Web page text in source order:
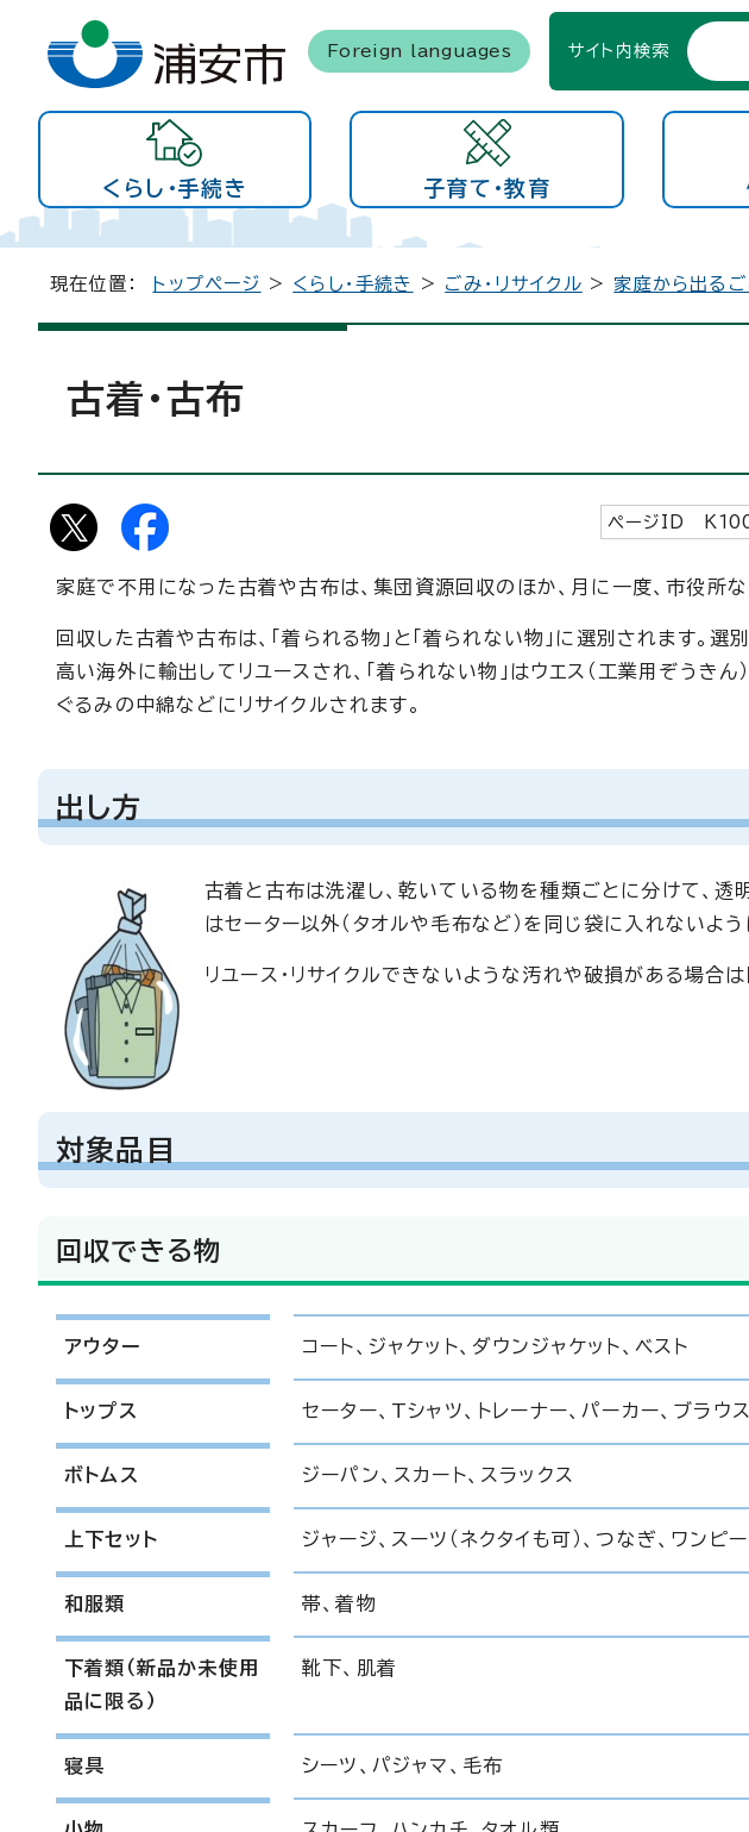
Foreign languages サイト内検索
くらし・手続き 子育て・教育
現在位置： トップページ > くらし・手続き > ごみ・リサイクル > 家庭から出る
古着・古布
ページID K
家庭で不用になった古着や古布は、集団資源回収のほか、月に一度、市役所な
回収した古着や古布は、「着られる物」と「着られない物」に選別されます。選
高い海外に輸出してリユースされ、「着られない物」はウエス（工業用ぞうきん
ぐるみの中綿などにリサイクルされます。
出し方
古着と古布は洗濯し、乾いている物を種類ごとに分けて、透
はセーター以外（タオルや毛布など）を同じ袋に入れないよう
リユース・リサイクルできないような汚れや破損がある場合は
対象品目
回収できる物
アウター コート、ジャケット、ダウンジャケット、ベスト
トップス セーター、Tシャツ、トレーナー、パーカー、ブラウ
ボトムス ジーパン、スカート、スラックス
上下セット ジャージ、スーツ（ネクタイも可）、つなぎ、ワンピー
和服類 帯、着物
下着類（新品か未使用
品に限る）
靴下、肌着
寝具 シーツ、パジャマ、毛布